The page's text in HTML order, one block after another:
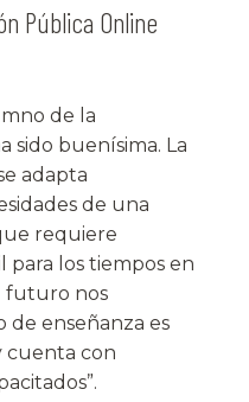
Pública Online
de la
sido buenísima. La
adapta
de una
requiere
para los tiempos en
futuro nos
de enseñanza es
cuenta con